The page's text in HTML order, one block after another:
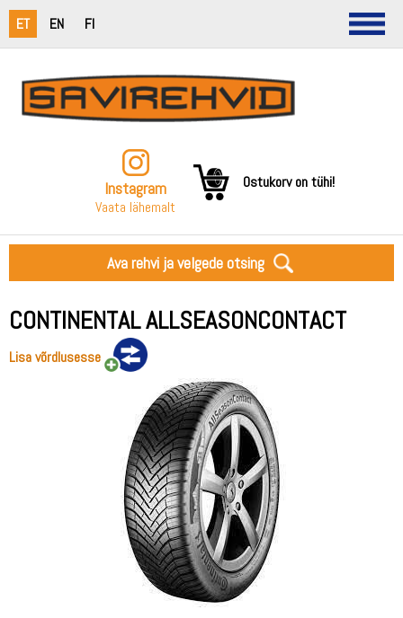
ET EN FI
Instagram
Vaata lähemalt
Ostukorv on tühi!
Ava rehvi ja velgede otsing
CONTINENTAL ALLSEASONCONTACT
Lisa võrdlusesse